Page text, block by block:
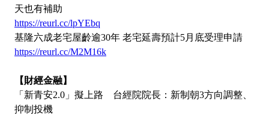
天也有補助
https://reurl.cc/lpYEbq
基隆六成老宅屋齡逾30年 老宅延壽預計5月底受理申請
https://reurl.cc/M2M16k
【財經金融】
「新青安2.0」擬上路 台經院院長：新制朝3方向調整、
抑制投機